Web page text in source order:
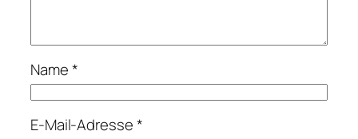
Name*
E-Mail-Adresse*